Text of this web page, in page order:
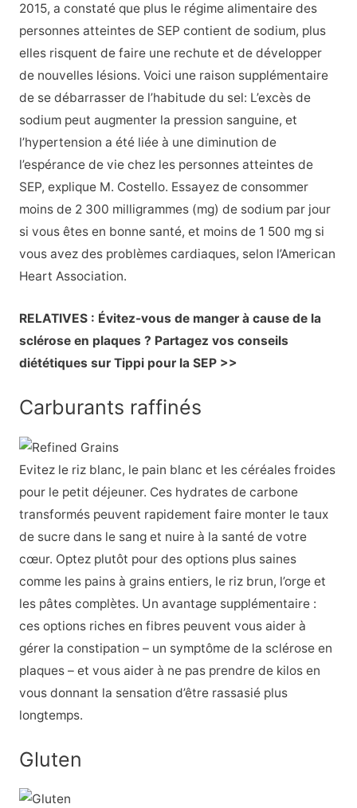
2015, a constaté que plus le régime alimentaire des
personnes atteintes de SEP contient de sodium, plus
elles risquent de faire une rechute et de développer
de nouvelles lésions. Voici une raison supplémentaire
de se débarrasser de l’habitude du sel: L’excès de
sodium peut augmenter la pression sanguine, et
l’hypertension a été liée à une diminution de
l’espérance de vie chez les personnes atteintes de
SEP, explique M. Costello. Essayez de consommer
moins de 2 300 milligrammes (mg) de sodium par jour
si vous êtes en bonne santé, et moins de 1 500 mg si
vous avez des problèmes cardiaques, selon l’American
Heart Association.
RELATIVES : Évitez-vous de manger à cause de la
sclérose en plaques ? Partagez vos conseils
diététiques sur Tippi pour la SEP >>
Carburants raffinés
Evitez le riz blanc, le pain blanc et les céréales froides
pour le petit déjeuner. Ces hydrates de carbone
transformés peuvent rapidement faire monter le taux
de sucre dans le sang et nuire à la santé de votre
cœur. Optez plutôt pour des options plus saines
comme les pains à grains entiers, le riz brun, l’orge et
les pâtes complètes. Un avantage supplémentaire :
ces options riches en fibres peuvent vous aider à
gérer la constipation – un symptôme de la sclérose en
plaques – et vous aider à ne pas prendre de kilos en
vous donnant la sensation d’être rassasié plus
longtemps.
Gluten